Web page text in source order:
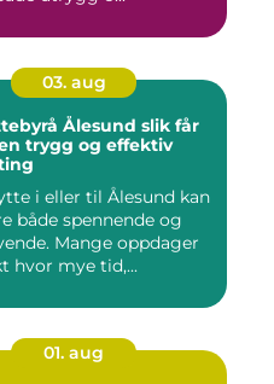
03. aug
Ålesund slik får
trygg og effektiv
i eller til Ålesund kan
både spennende og
Mange oppdager
hvor mye tid,...
01. aug